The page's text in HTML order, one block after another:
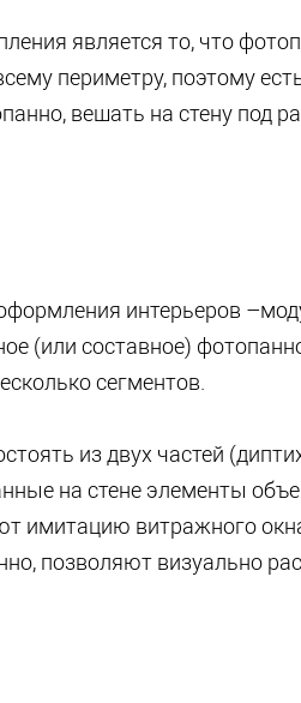
является то, что
периметру, поэтому
вешать на стену под
интерьеров
(или составное)
сегментов.
из двух частей
на стене элементы
имитацию витражного
позволяют визуально